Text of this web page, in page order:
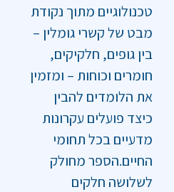
טכנולוגיים מתוך נקודת
מבט של קשרי גומלין –
בין גופים, חלקיקים,
חומרים וכוחות – ומזמין
את הלומדים להבין
כיצד פועלים עקרונות
מדעיים בכל תחומי
החיים.הספר מחולק
לשלושה חלקים